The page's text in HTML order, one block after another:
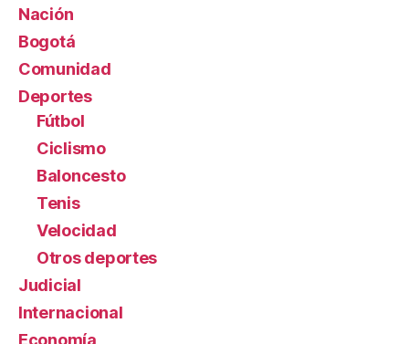
Nación
Bogotá
Comunidad
Deportes
Fútbol
Ciclismo
Baloncesto
Tenis
Velocidad
Otros deportes
Judicial
Internacional
Economía